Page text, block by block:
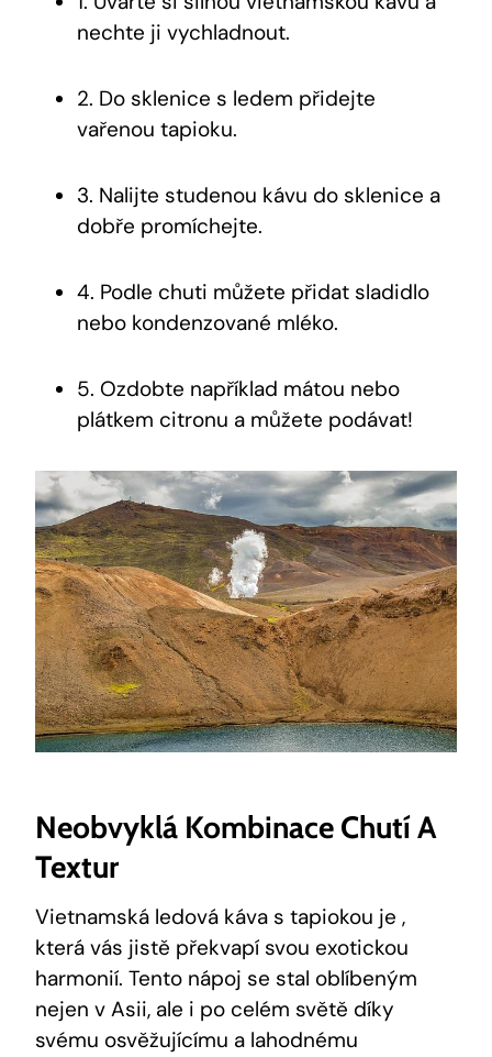
nechte ji vychladnout.
2. Do sklenice s ledem přidejte
vařenou tapioku.
3. Nalijte studenou kávu do sklenice a
dobře promíchejte.
4. Podle chuti můžete přidat sladidlo
nebo kondenzované mléko.
5. Ozdobte například mátou nebo
plátkem citronu a můžete podávat!
Neobvyklá Kombinace Chutí A
Textur
Vietnamská ledová káva s tapiokou je ,
která vás jistě překvapí svou exotickou
harmonií. Tento nápoj se stal oblíbeným
nejen v Asii, ale i po celém světě díky
svému osvěžujícímu a lahodnému